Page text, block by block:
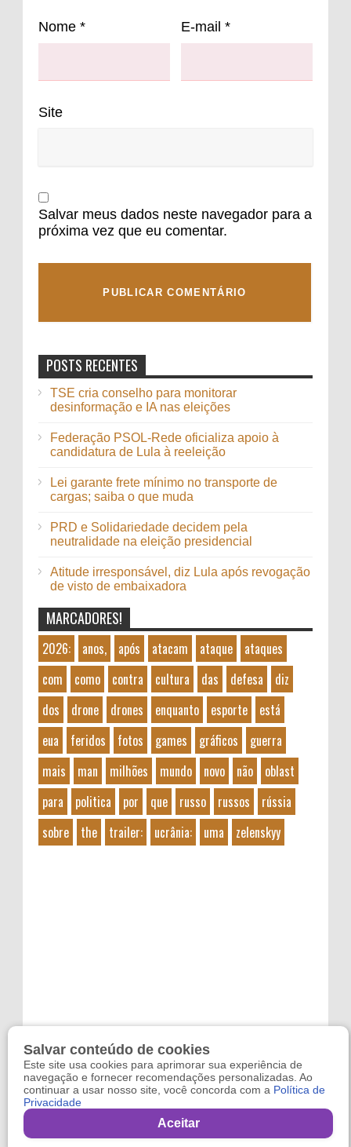
Nome * E-mail *
Site
Salvar meus dados neste navegador para a
próxima vez que eu comentar.
POSTS RECENTES
TSE cria conselho para monitorar
desinformação e IA nas eleições
Federação PSOL-Rede oficializa apoio à
candidatura de Lula à reeleição
Lei garante frete mínimo no transporte de
cargas; saiba o que muda
PRD e Solidariedade decidem pela
neutralidade na eleição presidencial
Atitude irresponsável, diz Lula após revogação
de visto de embaixadora
MARCADORES!
2026: anos, após atacam ataque
ataques
com
como contra cultura das defesa
diz
dos
drone drones enquanto esporte
está
eua
feridos fotos games gráficos
guerra
mais
man milhões mundo novo não
oblast
para
politica por que russo russos
rússia
sobre
the trailer: ucrânia: uma zelenskyy
Reviltec,Filmes Online
Salvar conteúdo de cookies
Este site usa cookies para aprimorar sua experiência de
navegação e fornecer recomendações personalizadas. Ao
continuar a usar nosso site, você concorda com a Política de
Privacidade
Aceitar